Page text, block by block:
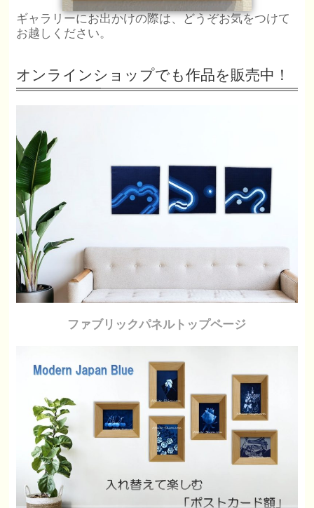
ギャラリーにお出かけの際は、どうぞお気をつけて
お越しください。
オンラインショップでも作品を販売中！
ファブリックパネルトップページ